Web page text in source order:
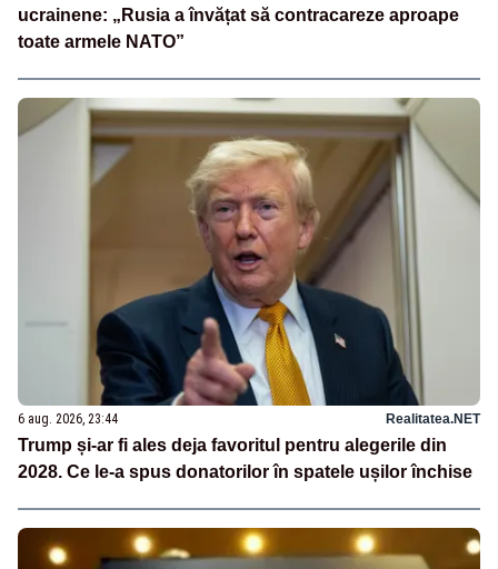
ucrainene: „Rusia a învățat să contracareze aproape
toate armele NATO”
6 aug. 2026, 23:44 Realitatea.NET
Trump și-ar fi ales deja favoritul pentru alegerile din
2028. Ce le-a spus donatorilor în spatele ușilor închise